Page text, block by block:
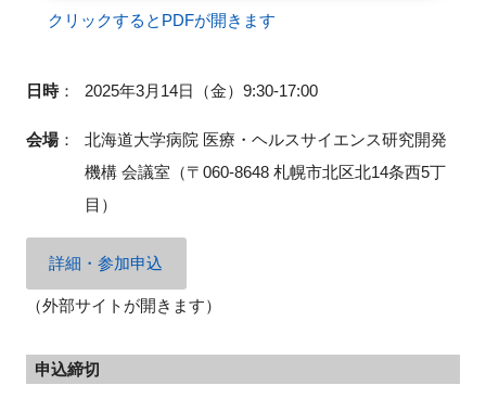
閉じる
クリックするとPDFが開きます
日時： 2025年3⽉14⽇（金）9:30-17:00
会場：
北海道大学病院 医療・ヘルスサイエンス研究開発
機構 会議室（〒060-8648 札幌市北区北14条西5丁
目）
詳細・参加申込
（外部サイトが開きます）
申込締切